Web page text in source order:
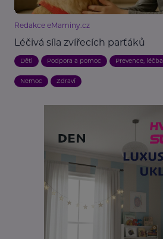
Redakce eMaminy.cz
Léčivá síla zvířecích parťáků
Děti Podpora a pomoc Prevence, léčba
Nemoc Zdraví